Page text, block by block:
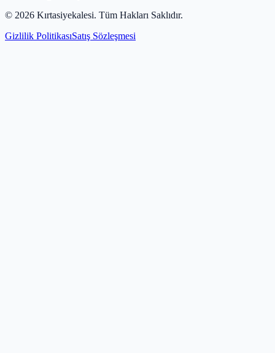
© 2026 Kırtasiyekalesi. Tüm Hakları Saklıdır.
Gizlilik PolitikasıSatış Sözleşmesi